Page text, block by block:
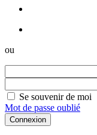
ou
Se souvenir de moi
Mot de passe oublié
Connexion